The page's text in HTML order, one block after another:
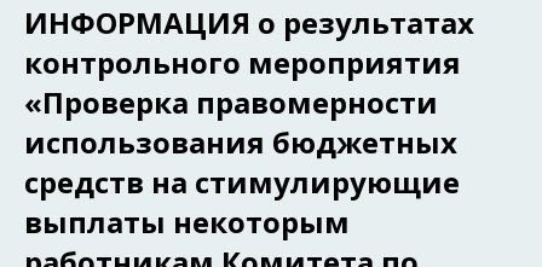
ИНФОРМАЦИЯ о результатах
контрольного мероприятия
«Проверка правомерности
использования бюджетных
средств на стимулирующие
выплаты некоторым